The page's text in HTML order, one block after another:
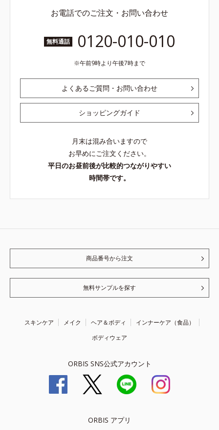
お電話でのご注文・お問い合わせ
無料通話 0120-010-010
午前9時より午後7時まで
よくあるご質問・お問い合わせ
ショッピングガイド
月末は混み合いますので
お早めにご注文ください。
平日のお昼前後が比較的つながりやすい
時間帯です。
商品番号から注文
無料サンプルを探す
スキンケア メイク ヘア＆ボディ
インナーケア（食品）
ボディウェア
ORBIS SNS公式アカウント
ORBIS アプリ